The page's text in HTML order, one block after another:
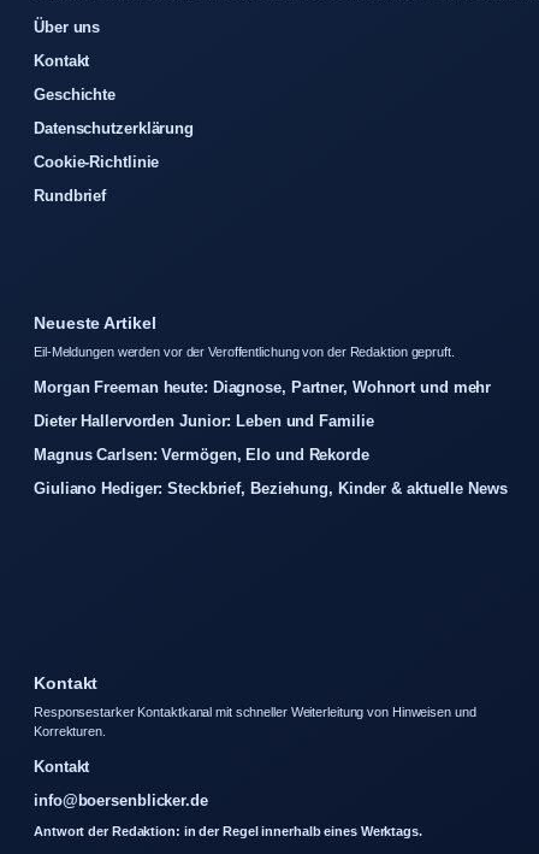
Über uns
Kontakt
Geschichte
Datenschutzerklärung
Cookie-Richtlinie
Rundbrief
Neueste Artikel
Eil-Meldungen werden vor der Veroffentlichung von der Redaktion gepruft.
Morgan Freeman heute: Diagnose, Partner, Wohnort und mehr
Dieter Hallervorden Junior: Leben und Familie
Magnus Carlsen: Vermögen, Elo und Rekorde
Giuliano Hediger: Steckbrief, Beziehung, Kinder & aktuelle News
Kontakt
Responsestarker Kontaktkanal mit schneller Weiterleitung von Hinweisen und
Korrekturen.
Kontakt
info@boersenblicker.de
Antwort der Redaktion: in der Regel innerhalb eines Werktags.